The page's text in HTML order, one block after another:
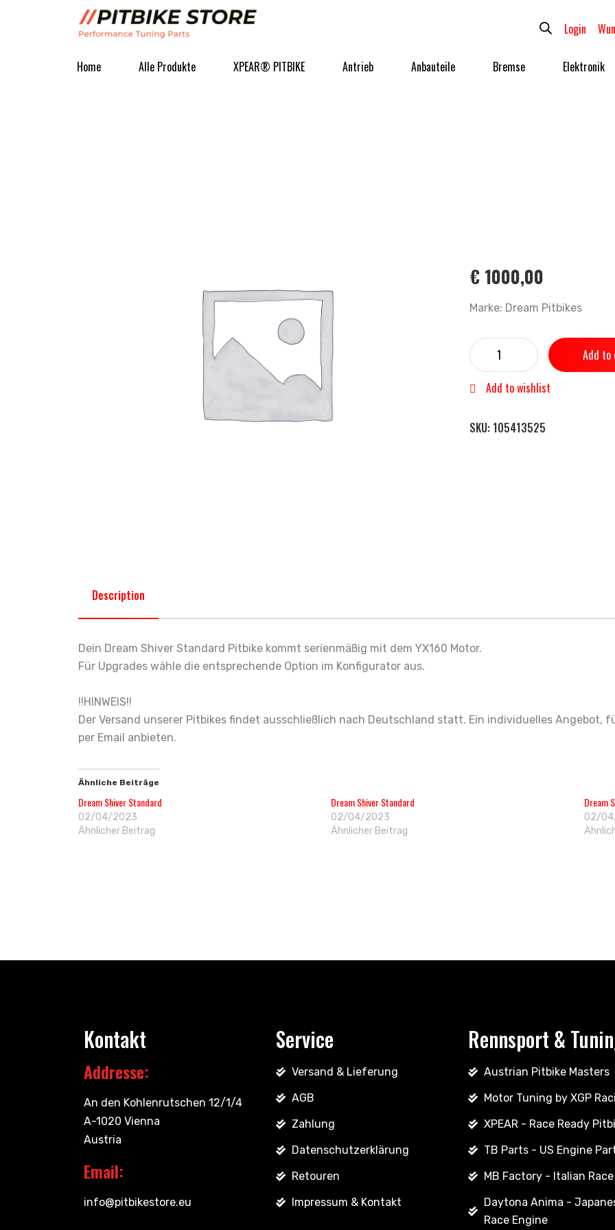
Login
Home Alle Produkte XPEAR® PITBIKE Antrieb Anbauteile Bremse Elektronik
€ 1000,00
Marke: Dream Pitbikes
Add to
Add to wishlist
SKU: 105413525
Description
Dein Dream Shiver Standard Pitbike kommt serienmäßig mit dem YX160 Motor.
Für Upgrades wähle die entsprechende Option im Konfigurator aus.
!!HINWEIS!!
Der Versand unserer Pitbikes findet ausschließlich nach Deutschland statt. Ein individuelles Angebot,
per Email anbieten.
Ähnliche Beiträge
Dream Shiver Standard
02/04/2023
Ähnlicher Beitrag
Dream Shiver Standard
02/04/2023
Ähnlicher Beitrag
Dream
02/
Kontakt
Addresse:
An den Kohlenrutschen 12/1/4
A-1020 Vienna
Austria
Email:
info@pitbikestore.eu
Service
Versand & Lieferung
AGB
Zahlung
Datenschutzerklärung
Retouren
Impressum & Kontakt
Rennsport &
Austrian Pitbike Masters
Motor Tuning by XGP
XPEAR - Race Ready
TB Parts - US Engine
MB Factory - Italian
Daytona Anima -
Race Engine